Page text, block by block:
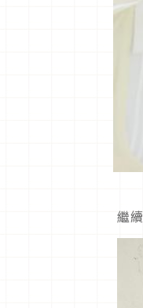
繼續